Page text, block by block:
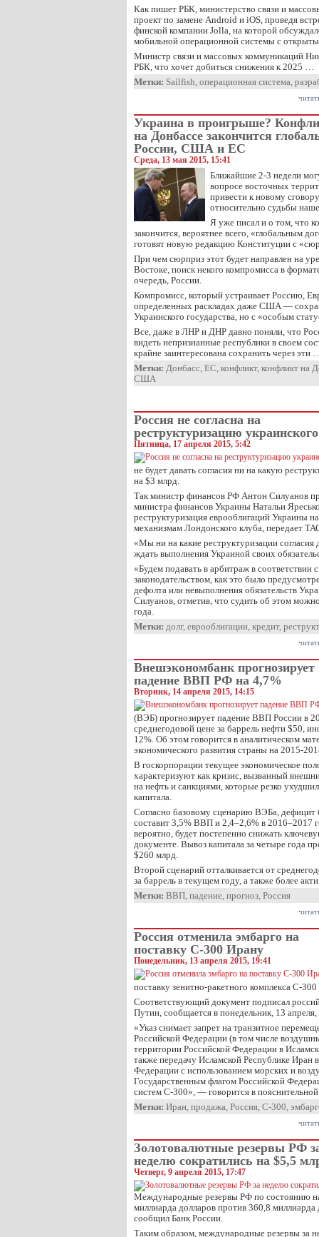
Как пишет РБК, министерство связи и
проект по замене Android и iOS, проведя
финской компании Jolla, на которой
мобильной операционной системы с
Министр связи и массовых коммуникаций
РБК, что хочет добиться снижения к 2025 …
Метки: Sailfish, операционная система,
Украина в проигрыше?
на Донбассе закончится
России, США и ЕС
Среда, 13 мая 2015, 15:41
Ближайшие 2-3 недели
вопросе восточных
привести к новому
относительно судьбы
Я уже писал и о том, что
закончится, вероятнее всего, «глобальным
готовят новую редакцию Конституции с
При чем сюрприз этот будет направлен на
Востоке, поиск некого компромисса в
очередь, России.
Компромисс, который устраивает Россию,
определенных раскладах даже США —
Украинского государства, но с «особым
Все, даже в ЛНР и ДНР давно поняли, что
видеть непризнанные республики в своем
крайне заинтересована сохранить через эти
Метки: Донбасс, ЕС, конфликт, конфликт на
США
Россия не согласна на
реструктуризацию
Пятница, 17 апреля 2015, 5:42
не будет давать согласия ни на какую
на $3 млрд.
Так министр финансов РФ Антон Силуанов
министра финансов Украины Натальи
реструктуризация еврооблигаций Украины
механизмам Лондонского клуба, передает
«Мы ни на какие реструктуризации
ждать выполнения Украиной своих
«Будем подавать в арбитраж в соответствии
законодательством, как это было
дефолта или невыполнения обязательств
Силуанов, отметив, что судить об этом
года.
Метки: долг, еврооблигации, кредит,
Внешэкономбанк прогнозирует
падение ВВП РФ на 4,7%
Вторник, 14 апреля 2015, 14:15
(ВЭБ) прогнозирует падение ВВП России в
среднегодовой цене за баррель нефти $50,
12%. Об этом говорится в аналитическом
экономического развития страны на 2015-
В госкорпорации текущее экономическое
характеризуют как кризис, вызванный
на нефть и санкциями, которые резко
капитала.
Согласно базовому сценарию ВЭБа, дефицит
составит 3,5% ВВП и 2,4–2,6% в 2016–2017
вероятно, будет постепенно снижать
документе. Вывоз капитала за четыре года
$260 млрд.
Второй сценарий отталкивается от
за баррель в текущем году, а также более
Метки: ВВП, падение, прогноз, Россия
Россия отменила эмбарго на
поставку С-300 Ирану
Понедельник, 13 апреля 2015, 19:41
поставку зенитно-ракетного комплекса С-
Соответствующий документ подписал
Путин, сообщается в понедельник, 13
«Указ снимает запрет на транзитное
Российской Федерации (в том числе
территории Российской Федерации в
также передачу Исламской Республике Иран
Федерации с использованием морских и
Государственным флагом Российской
систем С-300», — говорится в пояснительной
Метки: Иран, продажа, Россия, С-300,
Золoтовалютные резервы РФ
неделю сократились на $5,5
Четверг, 9 апреля 2015, 17:47
Международные резервы РФ по состоянию
миллиарда долларов против 360,8 миллиарда
сообщил Банк России.
Таким образом, международные резервы за